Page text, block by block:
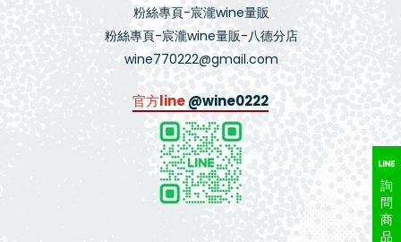
粉絲專頁-宸瀧wine量販
粉絲專頁-宸瀧wine量販-八德分店
wine770222@gmail.com
官方line@wine0222
詢
問
商
品